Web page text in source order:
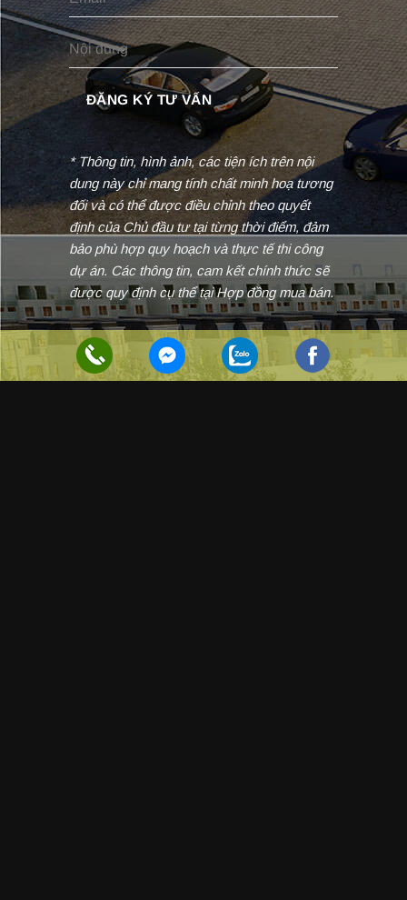
* Thông tin, hình ảnh, các tiện ích trên nội
dung này chỉ mang tính chất minh hoạ tương
đối và có thể được điều chỉnh theo quyết
định của Chủ đầu tư tại từng thời điểm, đảm
bảo phù hợp quy hoạch và thực tế thi công
dự án. Các thông tin, cam kết chính thức sẽ
được quy định cụ thể tại Hợp đồng mua bán.